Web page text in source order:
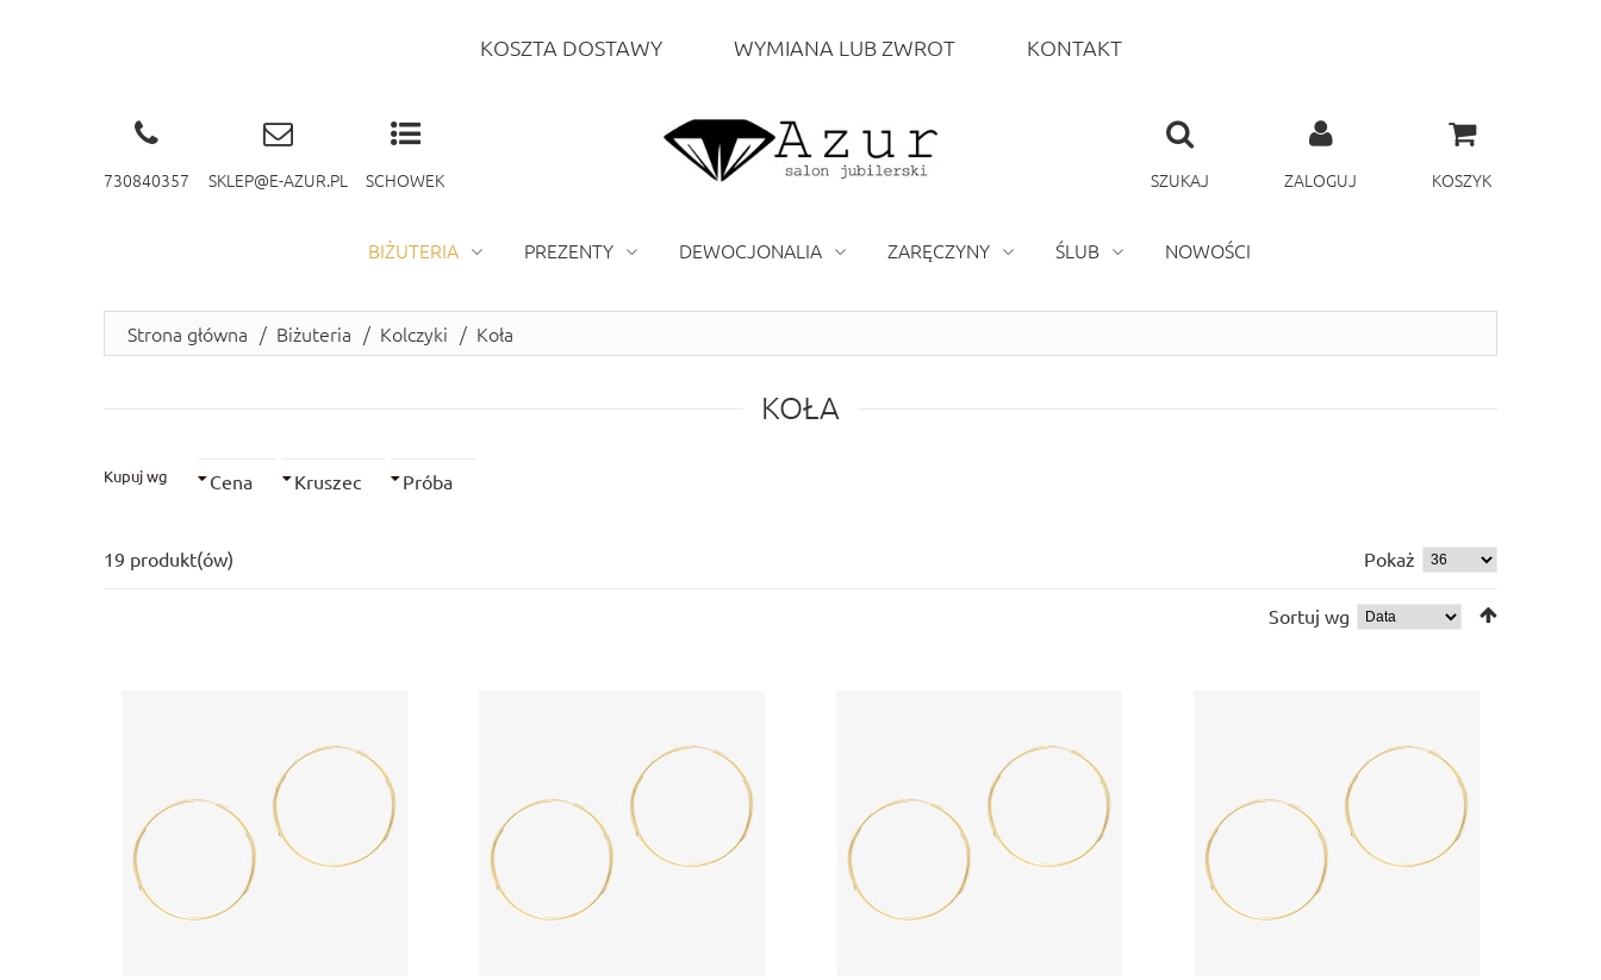
KOSZTA DOSTAWY WYMIANA LUB ZWROT KONTAKT
730840357 SKLEP@E-AZUR.PL SCHOWEK SZUKAJ ZALOGUJ KOSZYK
BIŻUTERIA PREZENTY DEWOCJONALIA ZARĘCZYNY ŚLUB NOWOŚCI
Strona główna / Biżuteria / Kolczyki / Koła
KOŁA
Kupuj wg Cena Kruszec Próba
19 produkt(ów) Pokaż
Sortuj wg